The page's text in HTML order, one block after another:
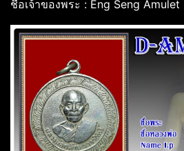
ชื่อเจ้าของพระ : Eng Seng Amulet